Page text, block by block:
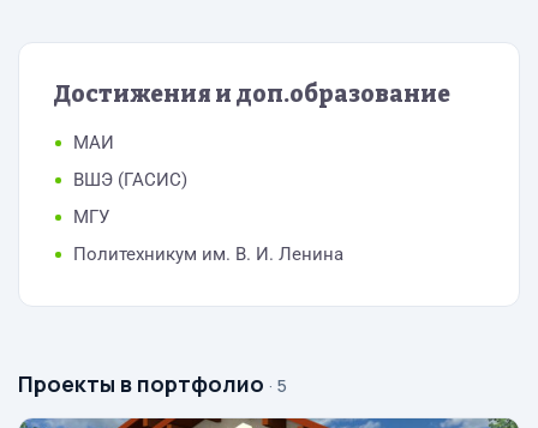
Достижения и доп.образование
МАИ
ВШЭ (ГАСИС)
МГУ
Политехникум им. В. И. Ленина
Проекты в портфолио · 5